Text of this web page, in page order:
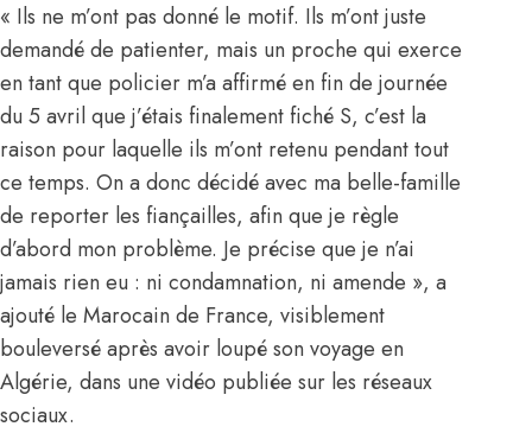
« Ils ne m’ont pas donné le motif. Ils m’ont juste
demandé de patienter, mais un proche qui exerce
en tant que policier m’a affirmé en fin de journée
du 5 avril que j’étais finalement fiché S, c’est la
raison pour laquelle ils m’ont retenu pendant tout
ce temps. On a donc décidé avec ma belle-famille
de reporter les fiançailles, afin que je règle
d’abord mon problème. Je précise que je n’ai
jamais rien eu : ni condamnation, ni amende », a
ajouté le Marocain de France, visiblement
bouleversé après avoir loupé son voyage en
Algérie, dans une vidéo publiée sur les réseaux
sociaux.